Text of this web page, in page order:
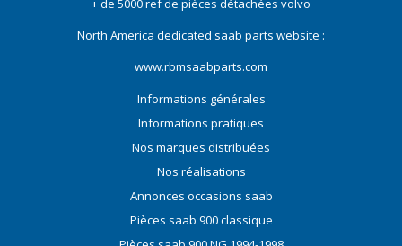
+ de 5000 ref de pièces détachées volvo
North America dedicated saab parts website :
www.rbmsaabparts.com
Informations générales
Informations pratiques
Nos marques distribuées
Nos réalisations
Annonces occasions saab
Pièces saab 900 classique